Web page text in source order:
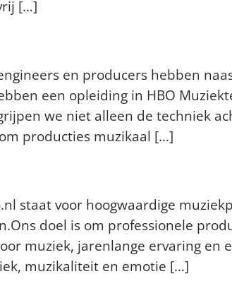
[…]
en producers hebben
een opleiding in HBO
we niet alleen de techniek
producties muzikaal […]
staat voor hoogwaardige
doel is om professionele
muziek, jarenlange ervaring
muzikaliteit en emotie […]